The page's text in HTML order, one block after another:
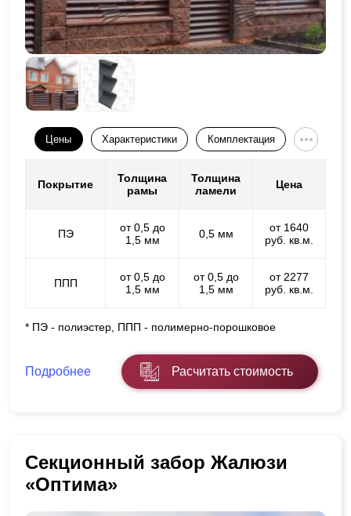
Цены Характеристики Комплектация
Покрытие
Толщина
рамы
Толщина
ламели
Цена
ПЭ
от 0,5 до
1,5 мм
0,5 мм
от 1640
руб. кв.м.
ППП
от 0,5 до
1,5 мм
от 0,5 до
1,5 мм
от 2277
руб. кв.м.
* ПЭ - полиэстер, ППП - полимерно-порошковое
Подробнее Расчитать стоимость
Секционный забор Жалюзи
«Оптима»